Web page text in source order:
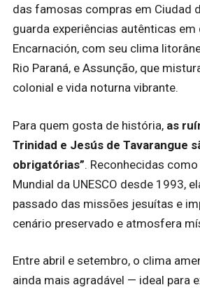
das famosas compras em Ciudad
guarda experiências autênticas
Encarnación, com seu clima
Rio Paraná, e Assunção, que
colonial e vida noturna vibrante.
Para quem gosta de história, as
Trinidad e Jesús de Tavarangue
obrigatórias”. Reconhecidas
Mundial da UNESCO desde 1993,
passado das missões jesuítas e
cenário preservado e atmosfera
Entre abril e setembro, o clima
ainda mais agradável — ideal para